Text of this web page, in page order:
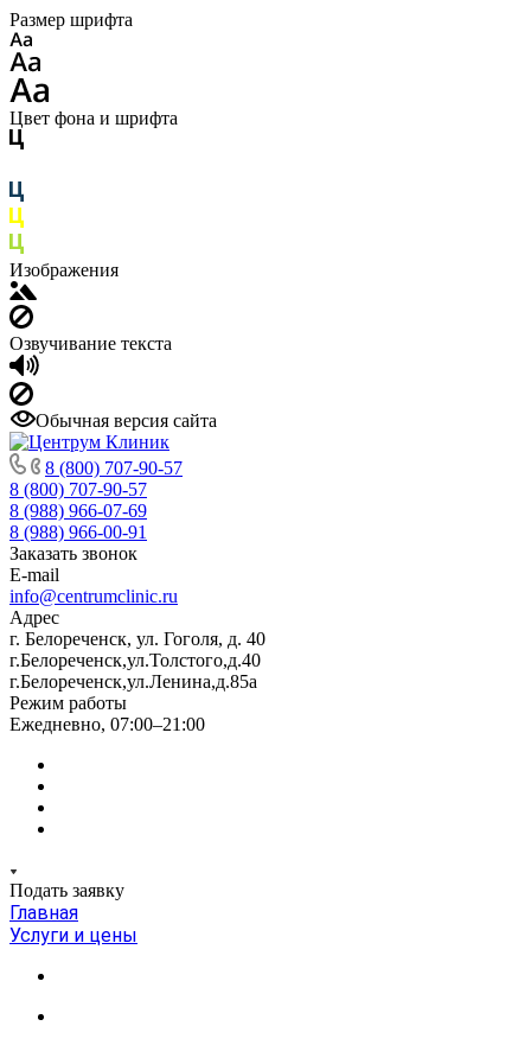
Размер шрифта
Цвет фона и шрифта
Изображения
Озвучивание текста
Обычная версия сайта
8 (800) 707-90-57
8 (800) 707-90-57
8 (988) 966-07-69
8 (988) 966-00-91
Заказать звонок
E-mail
info@centrumclinic.ru
Адрес
г. Белореченск, ул. Гоголя, д. 40
г.Белореченск,ул.Толстого,д.40
г.Белореченск,ул.Ленина,д.85а
Режим работы
Ежедневно, 07:00–21:00
Подать заявку
Главная
Услуги и цены